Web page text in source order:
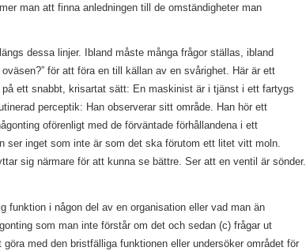
man att finna anledningen till de omständigheter man
dessa linjer. Ibland måste många frågor ställas, ibland
för att föra en till källan av en svårighet. Här är ett
på ett snabbt, krisartat sätt: En maskinist är i tjänst i ett fartygs
perceptik: Han observerar sitt område. Han hör ett
oförenligt med de förväntade förhållandena i ett
ser inget som inte är som det ska förutom ett litet vitt moln.
sig närmare för att kunna se bättre. Ser att en ventil är sönder.
funktion i någon del av en organisation eller vad man än
som man inte förstår om det och sedan (c) frågar ut
med den bristfälliga funktionen eller undersöker området för